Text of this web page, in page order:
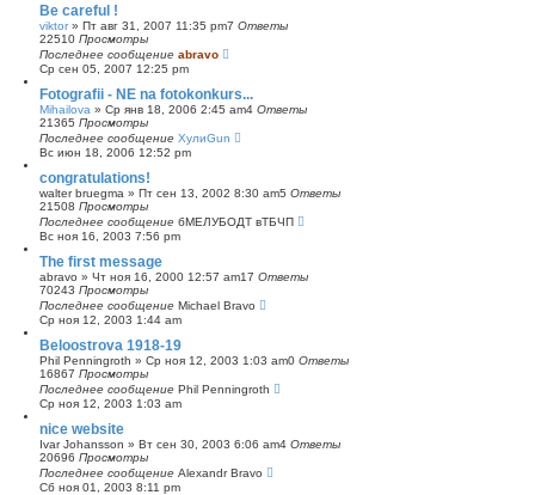
Be careful !
viktor» Пт авг 31, 2007 11:35 pm7 Ответы
22510 Просмотры
Последнее сообщение abravo
Ср сен 05, 2007 12:25 pm
Fotografii - NE na fotokonkurs...
Mihailova » Ср янв 18, 2006 2:45 am4 Ответы
21365 Просмотры
Последнее сообщение ХулиGun
Вс июн 18, 2006 12:52 pm
congratulations!
walter bruegma » Пт сен 13, 2002 8:30 am5 Ответы
21508 Просмотры
Последнее сообщение бМЕЛУБОДТ вТБЧП
Вс ноя 16, 2003 7:56 pm
The first message
abravo » Чт ноя 16, 2000 12:57 am17 Ответы
70243 Просмотры
Последнее сообщение Michael Bravo
Ср ноя 12, 2003 1:44 am
Beloostrova 1918-19
Phil Penningroth » Ср ноя 12, 2003 1:03 am0 Ответы
16867 Просмотры
Последнее сообщение Phil Penningroth
Ср ноя 12, 2003 1:03 am
nice website
Ivar Johansson » Вт сен 30, 2003 6:06 am4 Ответы
20696 Просмотры
Последнее сообщение Alexandr Bravo
Сб ноя 01, 2003 8:11 pm